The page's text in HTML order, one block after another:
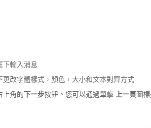
下輸入消息
更改字體樣式，顏色，大小和文本對齊方式
上角的下一步按鈕。您可以通過單擊 上一頁圖